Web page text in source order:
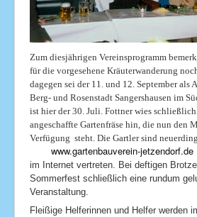
Zum diesjährigen Vereinsprogramm
für die vorgesehene Kräuterwanderung
dagegen sei der 11. und 12. September als
Berg- und Rosenstadt Sangershausen im
ist hier der 30. Juli. Fottner wies
angeschaffte Gartenfräse hin, die nun den
Verfügung steht. Die Gartler sind
www.gartenbauverein-jetzendorf.de
im Internet vertreten. Bei deftigen
Sommerfest schließlich eine rundum
Veranstaltung.
Fleißige Helferinnen und Helfer werden